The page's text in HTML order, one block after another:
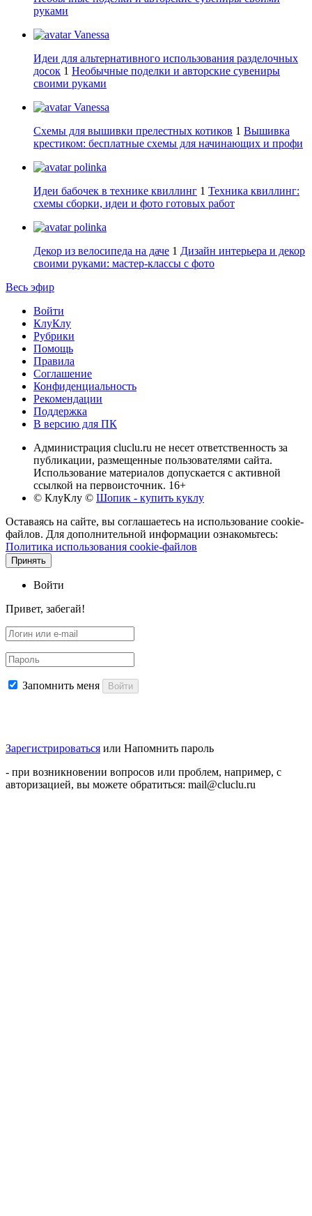
руками
Vanessa
Идеи для альтернативного использования разделочных
досок 1 Необычные поделки и авторские сувениры
своими руками
Vanessa
Схемы для вышивки прелестных котиков 1 Вышивка
крестиком: бесплатные схемы для начинающих и профи
polinka
Идеи бабочек в технике квиллинг 1 Техника квиллинг:
схемы сборки, идеи и фото готовых работ
polinka
Декор из велосипеда на даче 1 Дизайн интерьера и декор
своими руками: мастер-классы с фото
Весь эфир
Войти
КлуКлу
Рубрики
Помощь
Правила
Соглашение
Конфиденциальность
Рекомендации
Поддержка
В версию для ПК
Администрация cluclu.ru не несет ответственность за
публикации, размещенные пользователями сайта.
Использование материалов допускается с активной
ссылкой на первоисточник. 16+
© КлуКлу © Шопик - купить куклу
Оставаясь на сайте, вы соглашаетесь на использование cookie-
файлов. Для дополнительной информации ознакомьтесь:
Политика использования cookie-файлов
Принять
Войти
Привет, забегай!
Запомнить меня Войти
Зарегистрироваться или Напомнить пароль
- при возникновении вопросов или проблем, например, с
авторизацией, вы можете обратиться: mail@cluclu.ru